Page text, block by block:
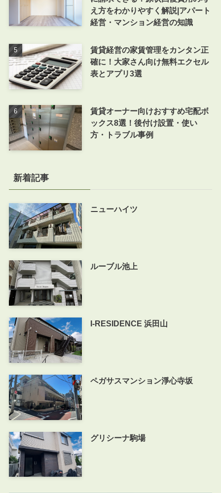
え方をわかりやすく解説|アパート
経営・マンション経営の知識
賃貸経営の家賃管理をカンタン正
確に！大家さん向け無料エクセル
表とアプリ3選
賃貸オーナー向けおすすめ宅配ボ
ックス8選！後付け設置・使い
方・トラブル事例
新着記事
ニューハイツ
ルーブル池上
I-RESIDENCE 浜田山
ペガサスマンション淨心寺坂
グリシーナ駒場